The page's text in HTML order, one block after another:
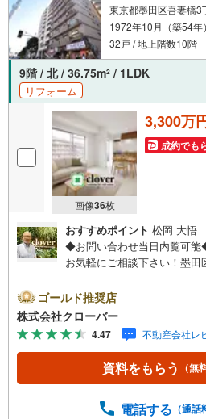
東京都墨田区吾妻橋3
1972年10月（築54年）
32戸 / 地上階数10階
9階 / 北 / 36.75m2 / 1LDK
リフォーム
画像36枚
3,300万
成約でも
おすすめポイント 松岡 大悟
◆お問い合わせ当日内覧可
お気軽にご相談下さい！墨
0センチ以内、1住戸1頭まで
駅から徒歩1分という立地の
スカイツリーが丸見え。もち
物も簡単に楽しめる立地です
コンクリート造10階建ての
分のカドで内装リノベーシ
談下さい。■随時！内覧可能
ゴールド推奨店
株式会社クローバー
4.47 不動産会社レ
資料をもらう （無
電話する （通話